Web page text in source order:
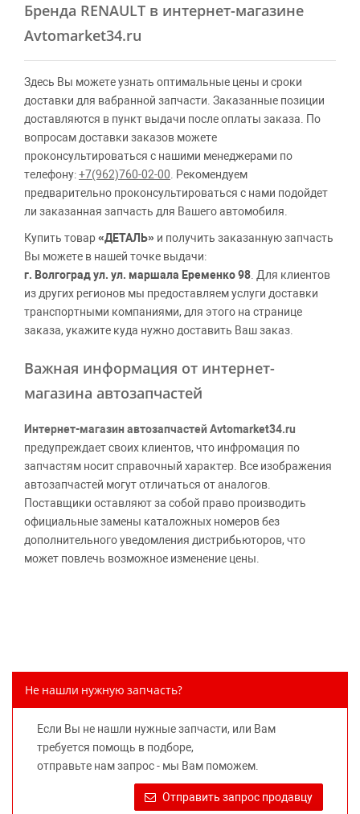
Бренда RENAULT в интернет-магазине
Avtomarket34.ru
Здесь Вы можете узнать оптимальные цены и сроки
доставки для вабранной запчасти. Заказанные позиции
доставляются в пункт выдачи после оплаты заказа. По
вопросам доставки заказов можете
проконсультироваться с нашими менеджерами по
телефону:+7(962)760-02-00 . Рекомендуем
предварительно проконсультироваться с нами подойдет
ли заказанная запчасть для Вашего автомобиля.
Купить товар«ДЕТАЛЬ» и получить заказанную запчасть
Вы можете в нашей точке выдачи:
г. Волгоград ул. ул. маршала Еременко 98 . Для клиентов
из других регионов мы предоставляем услуги доставки
транспортными компаниями, для этого на странице
заказа, укажите куда нужно доставить Ваш заказ.
Важная информация от интернет-
магазина автозапчастей
Интернет-магазин автозапчастей Avtomarket34.ru
предупреждает своих клиентов, что инфромация по
запчастям носит справочный характер. Все изображения
автозапчастей могут отличаться от аналогов.
Поставщики оставляют за собой право производить
официальные замены каталожных номеров без
дополнительного уведомления дистрибьюторов, что
может повлечь возможное изменение цены.
предлагаемых к продаже запасных частей для
правообладателей указанных товарных знаков.
Требование предоставлять покупателю необходимую и
достоверную информацию о товаре, предлагаемом к
продаже, обеспечивающую возможность их правильного
выбора возложено на продавца (изготовителя) Законом
Не нашли нужную запчасть?
Если Вы не нашли нужные запчасти, или Вам
требуется помощь в подборе,
отправьте нам запрос - мы Вам поможем.
Отправить запрос продавцу